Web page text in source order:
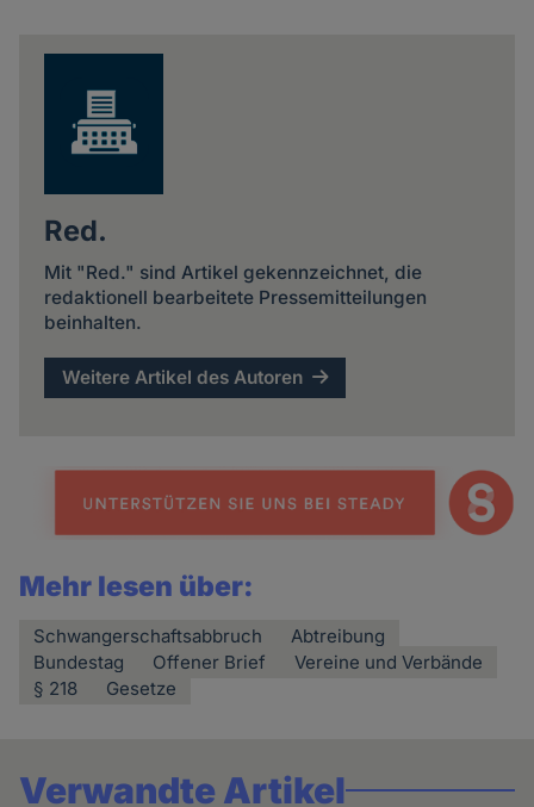
Red.
Mit "Red." sind Artikel gekennzeichnet, die
redaktionell bearbeitete Pressemitteilungen
beinhalten.
Weitere Artikel des Autoren
Mehr lesen über:
Schwangerschaftsabbruch
Abtreibung
Bundestag
Offener Brief
Vereine und Verbände
§ 218
Gesetze
Verwandte Artikel